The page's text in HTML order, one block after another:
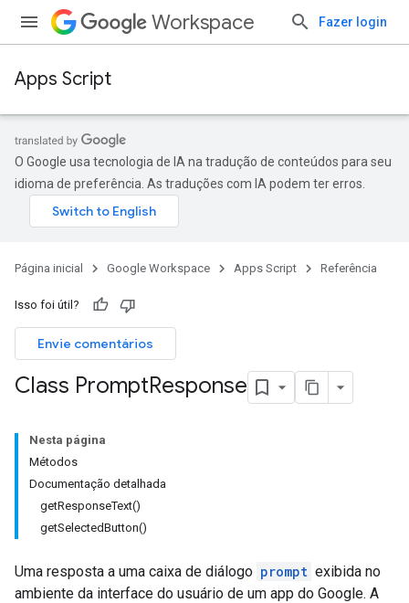
Workspace Fazer login
Apps Script
O Google usa tecnologia de IA na tradução de conteúdos para seu
idioma de preferência. As traduções com IA podem ter erros.
Página inicial Google Workspace Apps Script Referência
Isso foi útil?
Envie comentários
Class PromptResponse
Nesta página
Métodos
Documentação detalhada
getResponseText()
getSelectedButton()
Uma resposta a uma caixa de diálogo prompt exibida no
ambiente da interface do usuário de um app do Google. A